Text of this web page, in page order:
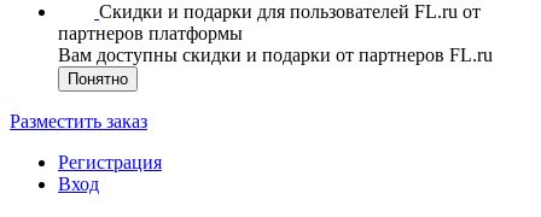
Скидки и подарки для пользователей FL.ru от
партнеров платформы
Вам доступны скидки и подарки от партнеров FL.ru
Понятно
Разместить заказ
Регистрация
Вход